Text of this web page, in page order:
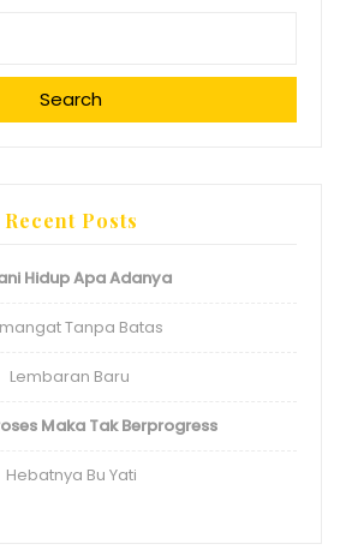
Search
Recent Posts
Hidup Apa Adanya
Tanpa Batas
Lembaran Baru
Maka Tak Berprogress
Hebatnya Bu Yati